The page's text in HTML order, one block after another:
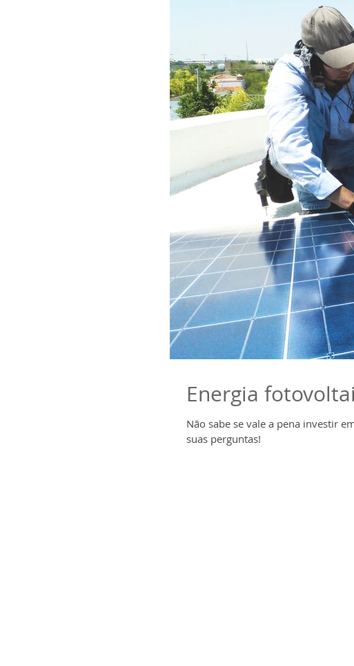
Energia
Não sabe se vale a pena investir
suas perguntas!